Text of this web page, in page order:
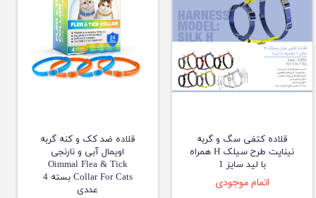
قلاده کتفی سگ و گربه
نیناپت طرح سیلک H همراه
با لید سایز 1
اتمام موجودی
قلاده ضد کک و کنه گربه
اویمال آبی و نارنجی
Oimmal Flea & Tick
Collar For Cats بسته 4
عددی